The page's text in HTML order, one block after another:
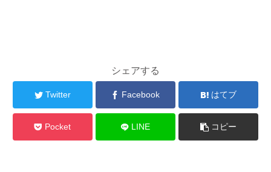
シェアする
Twitter Facebook はてブ
Pocket LINE コピー